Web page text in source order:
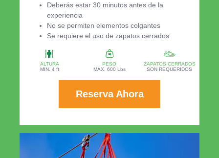
Deberás estar 30 minutos antes de la
experiencia
No se permiten elementos colgantes
Se requiere el uso de zapatos cerrados
ALTURA
MIN. 4 ft
PESO
MAX. 600 Lbs
ZAPATOS CERRADOS
SON REQUERIDOS
Reserva Ahora